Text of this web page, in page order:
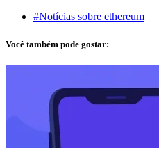
#Notícias sobre ethereum
Você também pode gostar: